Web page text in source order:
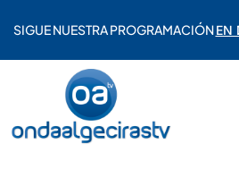
SIGUE NUESTRA PROGRAMACIÓNEN